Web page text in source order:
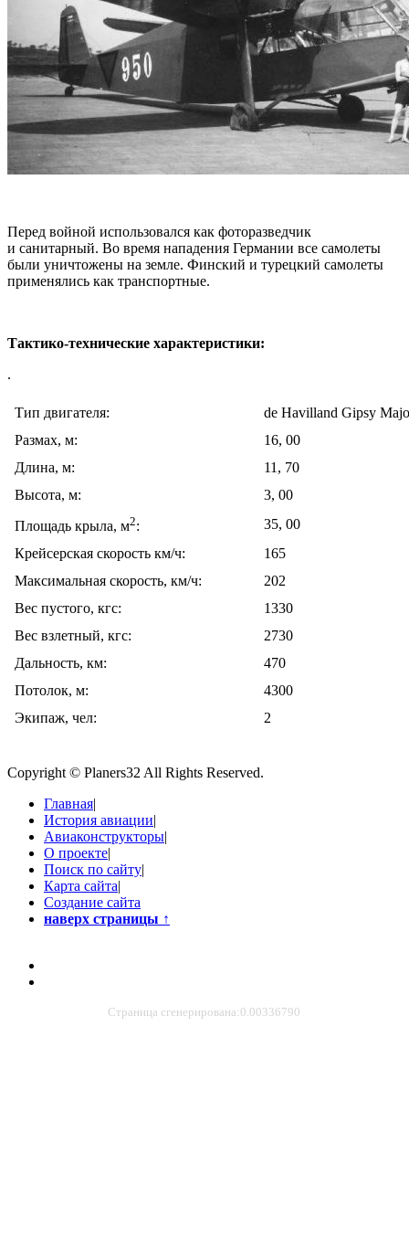
Перед войной использовался как фоторазведчик
и санитарный. Во время нападения Германии все самолеты
были уничтожены на земле. Финский и турецкий самолеты
применялись как транспортные.
Тактико-технические характеристики:
.
Тип двигателя:
de Havilland Gipsy
Размах, м:
16, 00
Длина, м:
11, 70
Высота, м:
3, 00
Площадь крыла, м2:
35, 00
Крейсерская скорость км/ч:
165
Максимальная скорость, км/ч:
202
Вес пустого, кгс:
1330
Вес взлетный, кгс:
2730
Дальность, км:
470
Потолок, м:
4300
Экипаж, чел:
2
Copyright © Planers32 All Rights Reserved.
Главная|
История авиации|
Авиаконструкторы|
О проекте|
Поиск по сайту|
Карта сайта|
Создание сайта
наверх страницы ↑
Страница сгенерирована:0.00336790